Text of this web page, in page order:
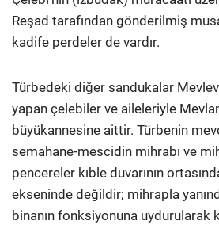
Reşad tarafından gönderilmiş
kadife perdeler de vardır.
Türbedeki diğer sandukalar
yapan çelebiler ve aileleriyle
büyükannesine aittir. Türbenin
semahane-mescidin mihrabı ve
pencereler kıble duvarının
ekseninde değildir; mihrapla
binanın fonksiyonuna uydurularak